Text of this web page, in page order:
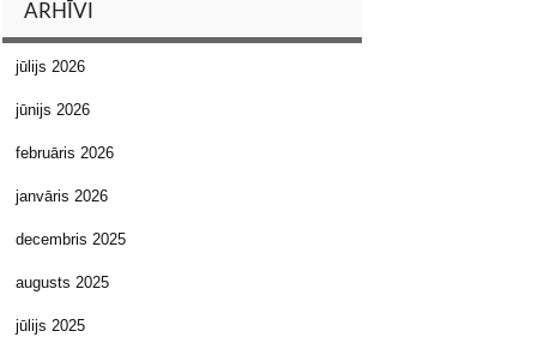
ARHĪVI
jūlijs 2026
jūnijs 2026
februāris 2026
janvāris 2026
decembris 2025
augusts 2025
jūlijs 2025